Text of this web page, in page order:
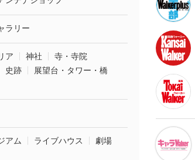
ラリー
ア 神社
寺・寺院
史跡
展望台・タワー・橋
アム ライブハウス
劇場